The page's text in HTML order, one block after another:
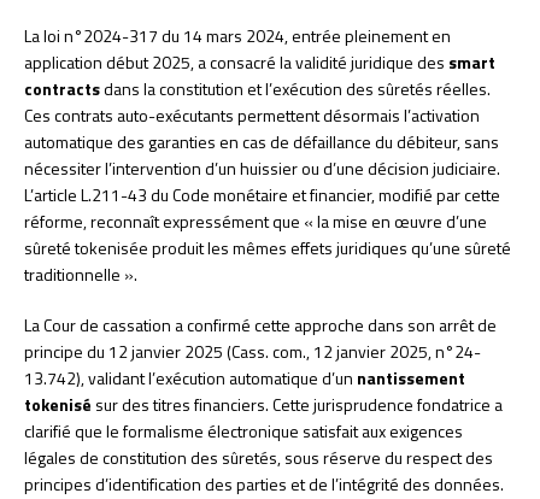
La loi n°2024-317 du 14 mars 2024, entrée pleinement en
application début 2025, a consacré la validité juridique des smart
contractsdans la constitution et l’exécution des sûretés réelles.
Ces contrats auto-exécutants permettent désormais l’activation
automatique des garanties en cas de défaillance du débiteur, sans
nécessiter l’intervention d’un huissier ou d’une décision judiciaire.
L’article L.211-43 du Code monétaire et financier, modifié par cette
réforme, reconnaît expressément que « la mise en œuvre d’une
sûreté tokenisée produit les mêmes effets juridiques qu’une sûreté
traditionnelle ».
La Cour de cassation a confirmé cette approche dans son arrêt de
principe du 12 janvier 2025 (Cass. com., 12 janvier 2025, n°24-
13.742), validant l’exécution automatique d’un nantissement
tokenisé sur des titres financiers. Cette jurisprudence fondatrice a
clarifié que le formalisme électronique satisfait aux exigences
légales de constitution des sûretés, sous réserve du respect des
principes d’identification des parties et de l’intégrité des données.